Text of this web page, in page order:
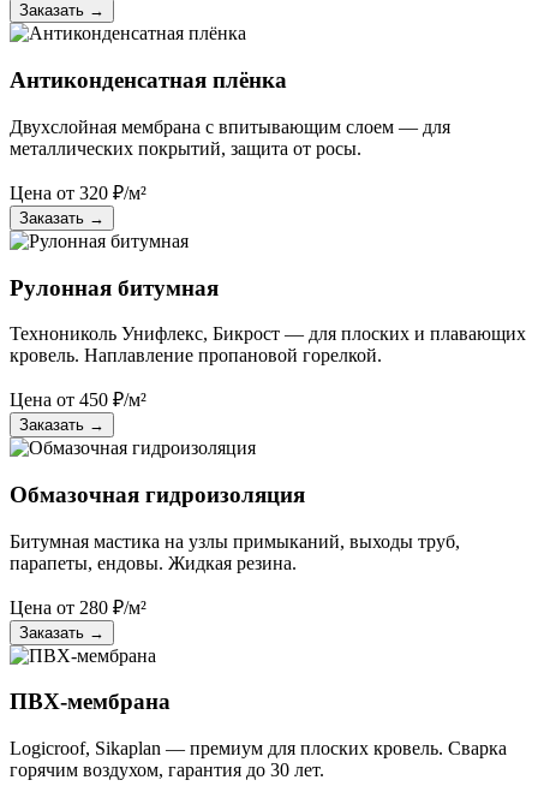
Заказать →
Антиконденсатная плёнка
Двухслойная мембрана с впитывающим слоем — для
металлических покрытий, защита от росы.
Цена от 320 ₽/м²
Заказать →
Рулонная битумная
Технониколь Унифлекс, Бикрост — для плоских и плавающих
кровель. Наплавление пропановой горелкой.
Цена от 450 ₽/м²
Заказать →
Обмазочная гидроизоляция
Битумная мастика на узлы примыканий, выходы труб,
парапеты, ендовы. Жидкая резина.
Цена от 280 ₽/м²
Заказать →
ПВХ-мембрана
Logicroof, Sikaplan — премиум для плоских кровель. Сварка
горячим воздухом, гарантия до 30 лет.